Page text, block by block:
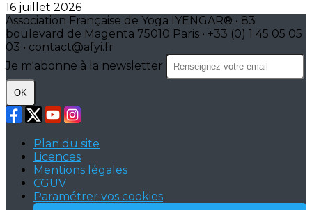
16 juillet 2026
Association Française de Yoga IYENGAR® • 83
boulevard de Magenta 75010 Paris • +33 (0) 1 45 05 05
03 • contact@afyi.fr
Je m'abonne à la newsletter
OK
Plan du site
Licences
Mentions légales
CGUV
Paramétrer vos cookies